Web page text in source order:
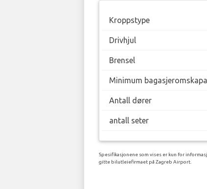
Kroppstype
Drivhjul
Brensel
Minimum
Antall dører
antall seter
Spesifikasjonene som vises er kun for
gitte bilutleiefirmaet på Zagreb Airport.